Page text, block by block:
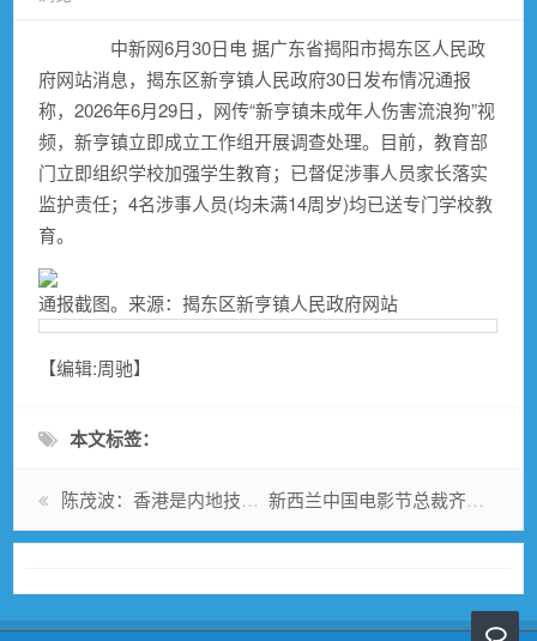
中新网6月30日电 据广东省揭阳市揭东区人民政
府网站消息，揭东区新亨镇人民政府30日发布情况通报
称，2026年6月29日，网传“新亨镇未成年人伤害流浪狗”视
频，新亨镇立即成立工作组开展调查处理。目前，教育部
门立即组织学校加强学生教育；已督促涉事人员家长落实
监护责任；4名涉事人员(均未满14周岁)均已送专门学校教
育。
通报截图。来源：揭东区新亨镇人民政府网站
【编辑:周驰】
本文标签：
陈茂波：香港是内地技术创新与国际市场间的“超级转换器” 新西兰中国电影节总裁齐慧芳：以电影为桥，让新中民心相通更加鲜活